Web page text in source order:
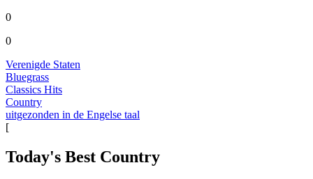
0
0
Verenigde Staten
Bluegrass
Classics Hits
Country
uitgezonden in de Engelse taal
[
Today's Best Country